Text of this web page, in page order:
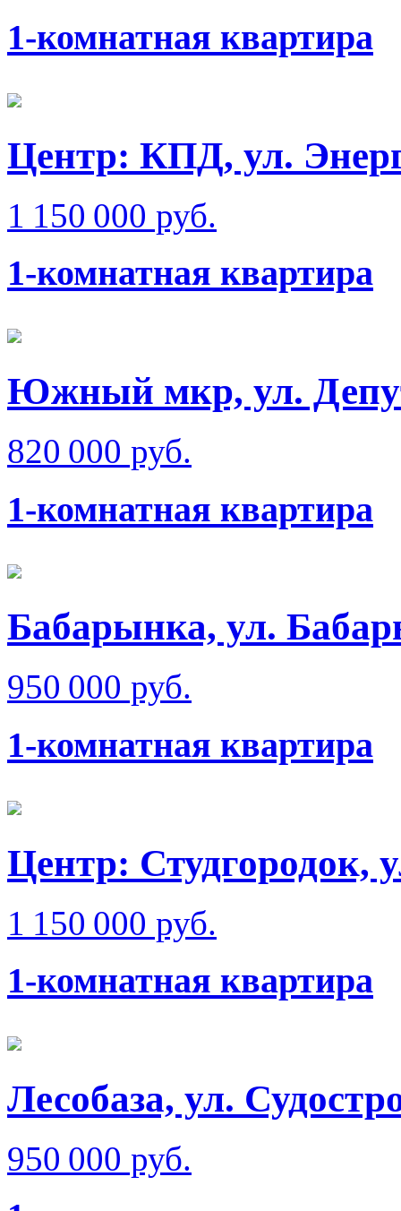
1-комнатная квартира
Центр: КПД, ул.
1 150 000 руб.
1-комнатная квартира
Южный мкр, ул.
820 000 руб.
1-комнатная квартира
Бабарынка, ул.
950 000 руб.
1-комнатная квартира
Центр: Студгородок,
1 150 000 руб.
1-комнатная квартира
Лесобаза, ул.
950 000 руб.